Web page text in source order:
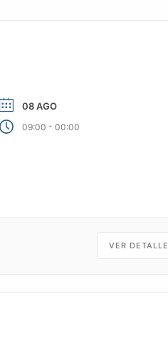
08 AGO
09:00 - 00:00
VER DETALLE